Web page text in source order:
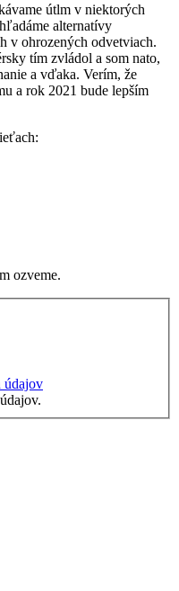
útlm v niektorých
alternatívy
v ohrozených odvetviach.
tím zvládol a som nato,
a vďaka. Verím, že
a rok 2021 bude lepším
ozveme.
údajov